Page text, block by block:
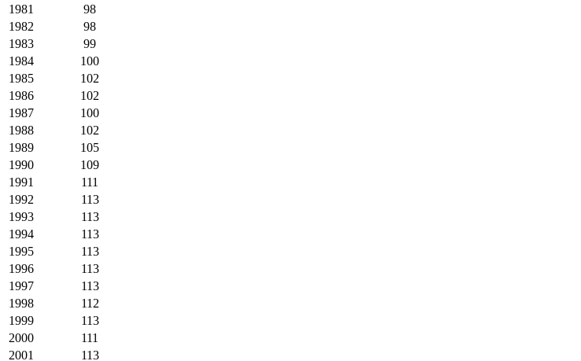
1981
98
1982
98
1983
99
1984
100
1985
102
1986
102
1987
100
1988
102
1989
105
1990
109
1991
111
1992
113
1993
113
1994
113
1995
113
1996
113
1997
113
1998
112
1999
113
2000
111
2001
113